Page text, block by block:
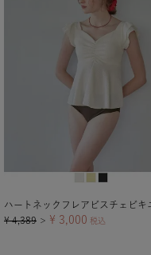
¥ 4,389 ＞ ¥ 3,000 税込